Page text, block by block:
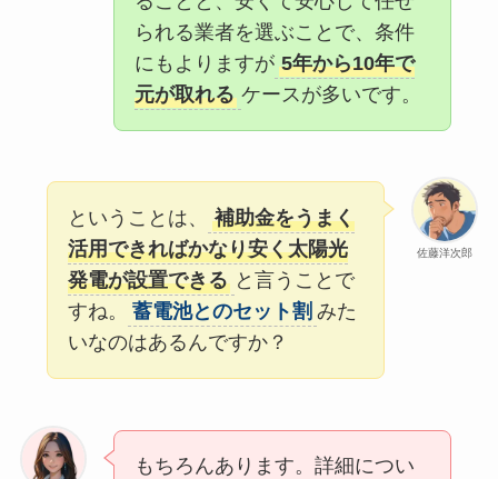
られる業者を選ぶことで、条件
にもよりますが 5年から10年で
元が取れる ケースが多いです。
佐藤洋次郎
ということは、
補助金をうまく
活用できればかなり安く太陽光
発電が設置できる と言うことで
すね。
蓄電池とのセット割 みた
いなのはあるんですか？
もちろんあります。詳細につい